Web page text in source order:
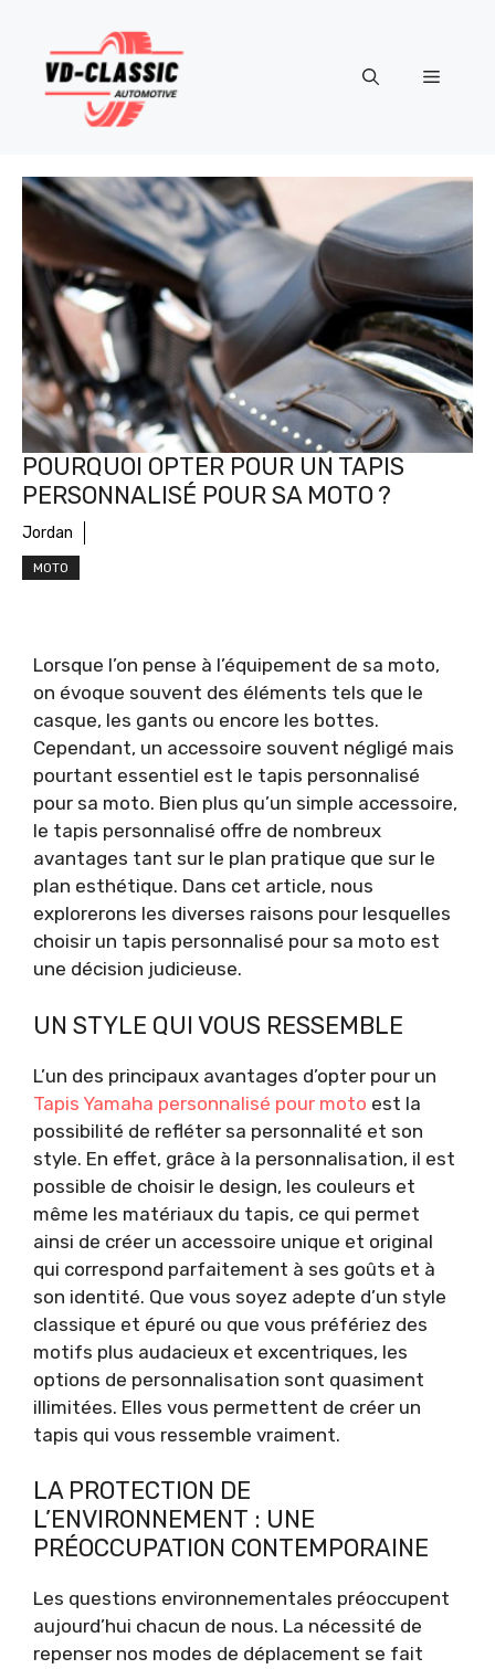
contenu
Menu
POURQUOI OPTER POUR UN TAPIS
PERSONNALISÉ POUR SA MOTO ?
Jordan
MOTO
Lorsque l’on pense à l’équipement de sa moto,
on évoque souvent des éléments tels que le
casque, les gants ou encore les bottes.
Cependant, un accessoire souvent négligé mais
pourtant essentiel est le tapis personnalisé
pour sa moto. Bien plus qu’un simple accessoire,
le tapis personnalisé offre de nombreux
avantages tant sur le plan pratique que sur le
plan esthétique. Dans cet article, nous
explorerons les diverses raisons pour lesquelles
choisir un tapis personnalisé pour sa moto est
une décision judicieuse.
UN STYLE QUI VOUS RESSEMBLE
L’un des principaux avantages d’opter pour un
Tapis Yamaha personnalisé pour moto est la
possibilité de refléter sa personnalité et son
style. En effet, grâce à la personnalisation, il est
possible de choisir le design, les couleurs et
même les matériaux du tapis, ce qui permet
ainsi de créer un accessoire unique et original
qui correspond parfaitement à ses goûts et à
son identité. Que vous soyez adepte d’un style
classique et épuré ou que vous préfériez des
motifs plus audacieux et excentriques, les
options de personnalisation sont quasiment
illimitées. Elles vous permettent de créer un
tapis qui vous ressemble vraiment.
LA PROTECTION DE
L’ENVIRONNEMENT : UNE
PRÉOCCUPATION CONTEMPORAINE
Les questions environnementales préoccupent
aujourd’hui chacun de nous. La nécessité de
repenser nos modes de déplacement se fait